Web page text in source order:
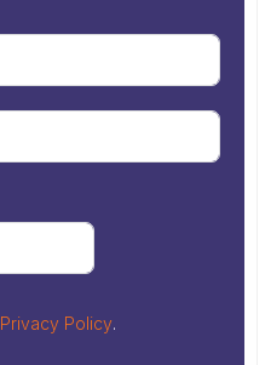
Privacy Policy.